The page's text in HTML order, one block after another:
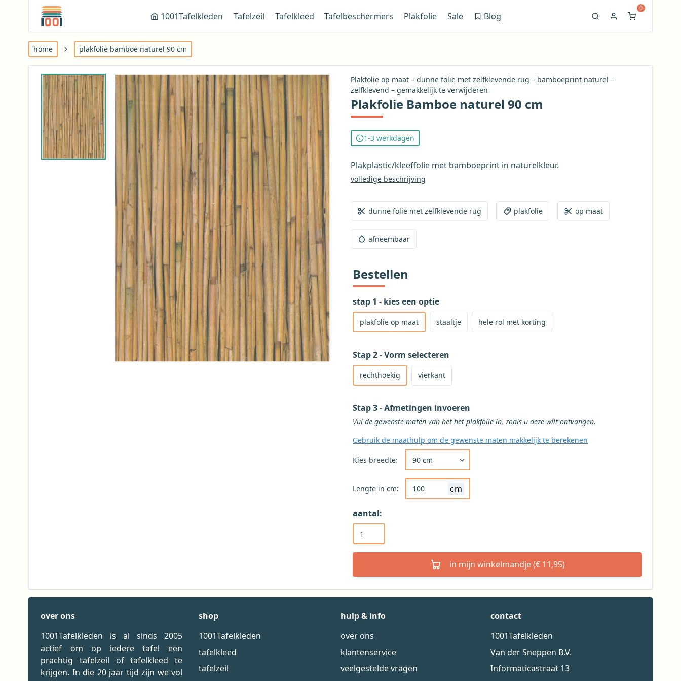
1001Tafelkleden Tafelzeil Tafelkleed Tafelbeschermers Plakfolie Sale Blog
(opent in nieuw venster)
0
home plakfolie bamboe naturel 90 cm
Plakfolie op maat – dunne folie met zelfklevende rug – bamboeprint naturel –
zelfklevend – gemakkelijk te verwijderen
Plakfolie Bamboe naturel 90 cm
1-3 werkdagen
Plakplastic/kleeffolie met bamboeprint in naturelkleur.
volledige beschrijving
dunne folie met zelfklevende rug plakfolie op maat
afneembaar
Bestellen
stap 1 - kies een optie
plakfolie op maat
Selecteer om een product op maat te bestellen
staaltje
Selecteer om een staaltje te bestellen
hele rol met korting
Selecteer om een hele rol met korting te bestellen
Stap 2 - Vorm selecteren
rechthoekig
Selecteer rechthoekige vorm voor het tafelkleed
vierkant
Selecteer vierkante vorm voor het tafelkleed
Stap 3 - Afmetingen invoeren
Vul de gewenste maten van het het plakfolie in, zoals u deze wilt ontvangen.
Gebruik de maathulp om de gewenste maten makkelijk te berekenen
Kies breedte:
Lengte in cm: cm
aantal:
in mijn winkelmandje (€ 11,95)
over ons
1001Tafelkleden is al sinds 2005
actief om op iedere tafel een
prachtig tafelzeil of tafelkleed te
krijgen. In die 20 jaar tijd zijn we vol
shop
1001Tafelkleden
tafelkleed
tafelzeil
hulp & info
over ons
klantenservice
veelgestelde vragen
contact
1001Tafelkleden
Van der Sneppen B.V.
Informaticastraat 13